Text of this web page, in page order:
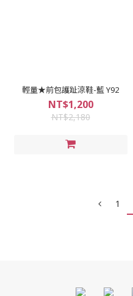
輕量★前包護趾涼鞋-藍 Y92
NT$1,200
NT$2,180
1